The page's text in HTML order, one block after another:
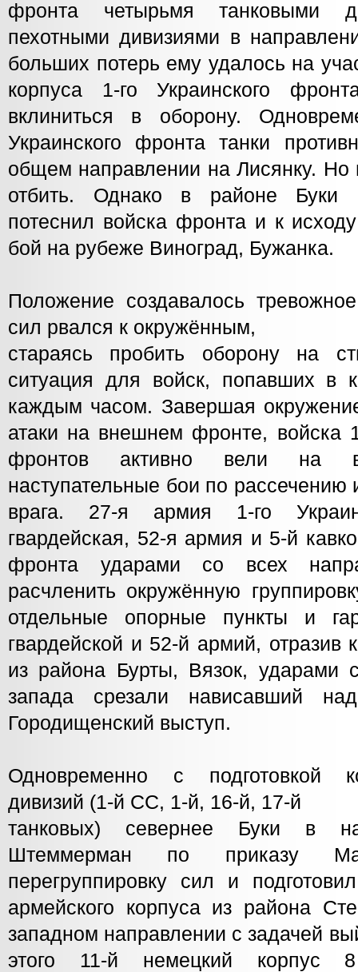
фронта четырьмя танковыми
пехотными дивизиями в
больших потерь ему удалось на
корпуса 1-го Украинского
вклиниться в оборону.
Украинского фронта танки
общем направлении на Лисянку. Но
отбить. Однако в районе Буки
потеснил войска фронта и к
бой на рубеже Виноград, Бужанка.
Положение создавалось
сил рвался к окружённым,
стараясь пробить оборону на
ситуация для войск, попавших в
каждым часом. Завершая
атаки на внешнем фронте, войска
фронтов активно вели на
наступательные бои по рассечению
врага. 27-я армия 1-го
гвардейская, 52-я армия и 5-й
фронта ударами со всех
расчленить окружённую
отдельные опорные пункты и
гвардейской и 52-й армий, отразив
из района Бурты, Вязок, ударами
запада срезали нависавший
Городищенский выступ.
Одновременно с подготовкой
дивизий (1-й СС, 1-й, 16-й, 17-й
танковых) севернее Буки в
Штеммерман по приказу
перегруппировку сил и
армейского корпуса из района
западном направлении с задачей
этого 11-й немецкий корпус